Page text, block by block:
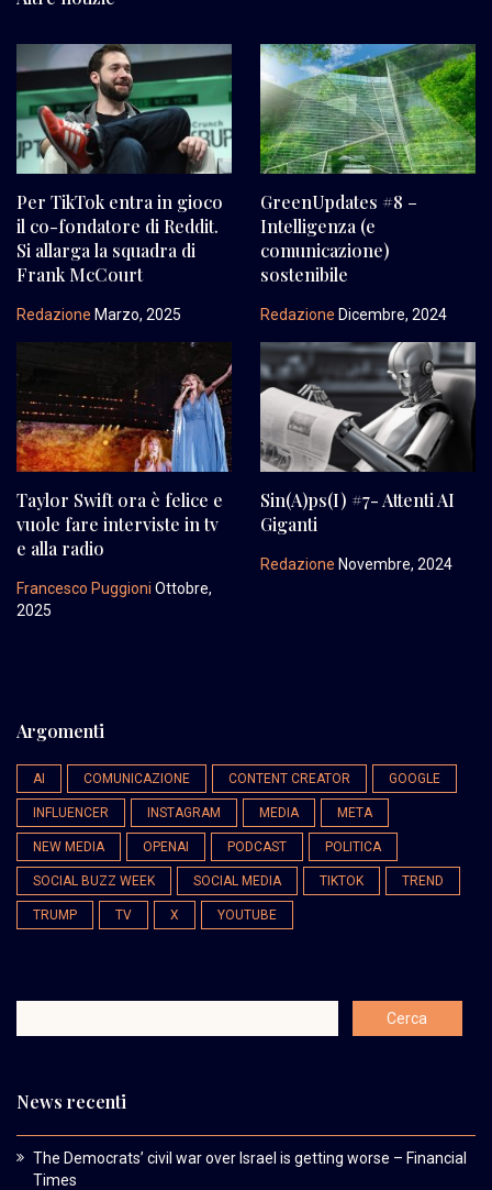
Per TikTok entra in gioco
il co-fondatore di Reddit.
Si allarga la squadra di
Frank McCourt
Redazione Marzo, 2025
GreenUpdates #8 –
Intelligenza (e
comunicazione)
sostenibile
Redazione Dicembre, 2024
Taylor Swift ora è felice e
vuole fare interviste in tv
e alla radio
Francesco Puggioni Ottobre,
2025
Sin(A)ps(I) #7- Attenti AI
Giganti
Redazione Novembre, 2024
Argomenti
AI COMUNICAZIONE CONTENT CREATOR GOOGLE
INFLUENCER INSTAGRAM MEDIA META
NEW MEDIA OPENAI PODCAST POLITICA
SOCIAL BUZZ WEEK SOCIAL MEDIA TIKTOK TREND
TRUMP TV X YOUTUBE
News recenti
The Democrats’ civil war over Israel is getting worse – Financial
Times